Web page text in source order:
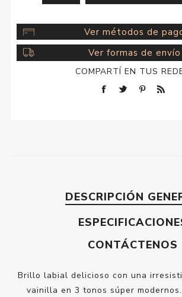
Ver métodos de
Ver formas de envío
COMPARTÍ EN TUS
DESCRIPCIÓN
CONTÁCTENOS
Brillo labial delicioso con una
vainilla en 3 tonos súper